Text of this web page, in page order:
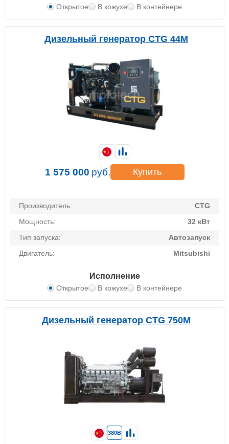
Открытое В кожухе В контейнере
Дизельный генератор CTG 44M
Производитель:
CTG
Мощность:
32 кВт
Тип запуска:
Автозапуск
Двигатель:
Mitsubishi
Исполнение
Открытое В кожухе В контейнере
1 575 000 руб. Купить
Дизельный генератор CTG 750M
380В